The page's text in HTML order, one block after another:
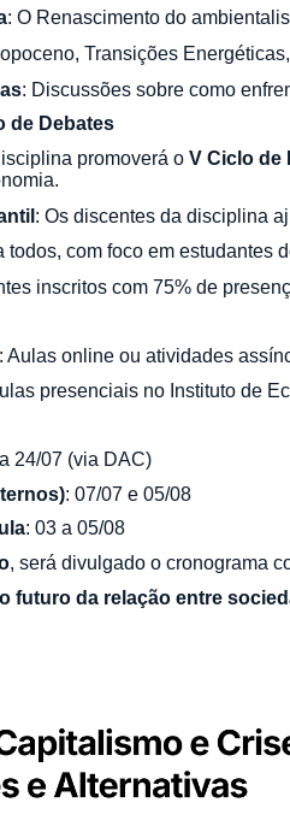
: O Renascimento do
Transições
: Discussões sobre como
de Debates
promoverá o V Ciclo de
: Os discentes da disciplina
todos, com foco em estudantes
inscritos com 75% de
: Aulas online ou atividades
presenciais no Instituto de
24/07 (via DAC)
: 07/07 e 05/08
: 03 a 05/08
, será divulgado o cronograma
futuro da relação entre